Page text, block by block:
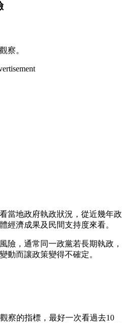
察。
當地政府執政狀況，從近幾年政
經濟成果及民間支持度來看。
險，通常同一政黨若長期執政，
動而讓政策變得不確定。
察的指標，最好一次看過去10